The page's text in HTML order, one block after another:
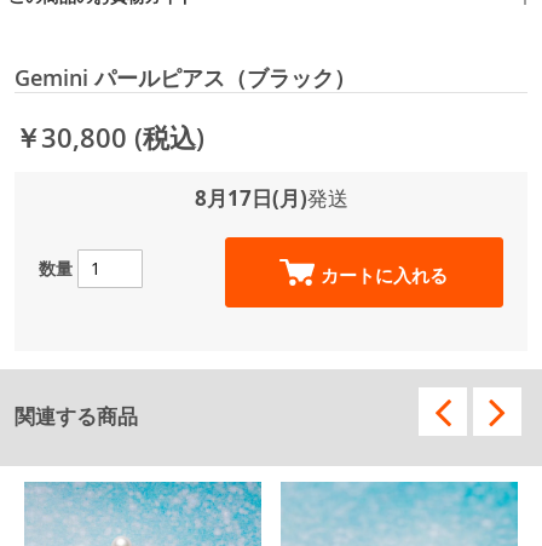
Gemini パールピアス（ブラック）
￥30,800 (税込)
8月17日(月)発送
数量 カートに入れる
関連する商品